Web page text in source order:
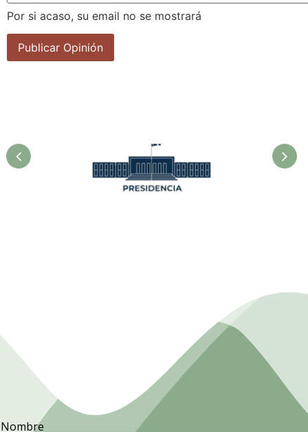
Por si acaso, su email no se mostrará
Nombre